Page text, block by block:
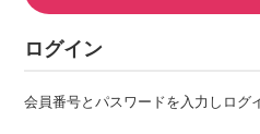
ログイン
会員番号とパスワードを入力しログ